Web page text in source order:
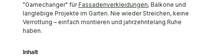
"Gamechanger" fürFassadenverkleidungen, Balkone und
langlebige Projekte im Garten. Nie wieder Streichen, keine
Verrottung – einfach montieren und jahrzehntelang Ruhe
haben.
Inhalt